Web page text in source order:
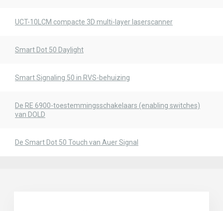
UCT-10LCM compacte 3D multi-layer laserscanner
Smart Dot 50 Daylight
Smart Signaling 50 in RVS-behuizing
De RE 6900-toestemmingsschakelaars (enabling switches)
van DOLD
De Smart Dot 50 Touch van Auer Signal